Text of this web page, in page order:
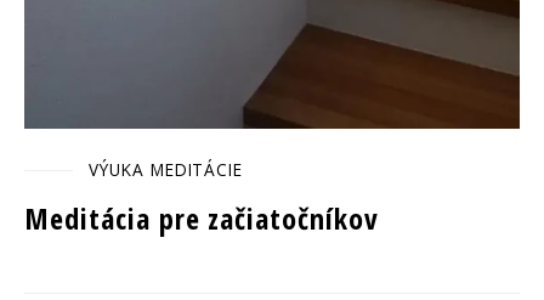
VÝUKA MEDITÁCIE
Meditácia pre začiatočníkov